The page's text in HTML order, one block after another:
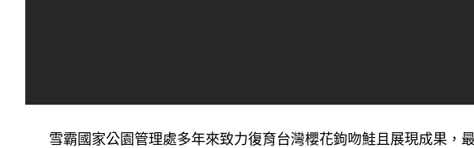
雪霸國家公園管理處多年來致力復育台灣櫻花鉤吻鮭且展現成果，